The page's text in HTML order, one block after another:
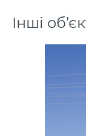
Інші